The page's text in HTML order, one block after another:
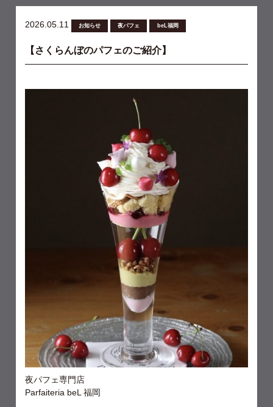
2026.05.11 お知らせ 夜パフェ beL福岡
【さくらんぼのパフェのご紹介】
夜パフェ専門店
Parfaiteria beL 福岡